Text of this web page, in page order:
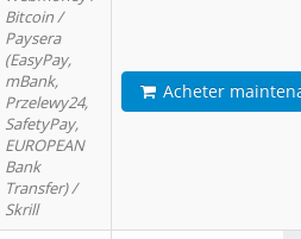
Bitcoin /
Paysera
(EasyPay,
mBank,
Przelewy24,
SafetyPay,
EUROPEAN
Bank
Transfer) /
Skrill
Acheter